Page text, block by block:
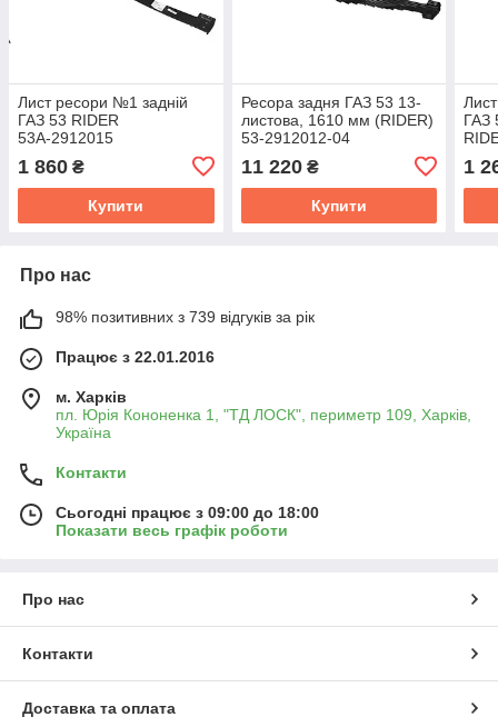
Лист ресори №1 задній
ГАЗ 53 RIDER
53А-2912015
1 860 ₴
Купити
Ресора задня ГАЗ 53 13-
листова, 1610 мм (RIDER)
53-2912012-04
11 220₴
Купити
ГАЗ
1
Про нас
98% позитивних з 739 відгуків за рік
Працює з 22.01.2016
м. Харків
пл. Юрія Кононенка 1, "ТД ЛОСК", периметр 109, Харків,
Україна
Контакти
Сьогодні працює з 09:00 до 18:00
Показати весь графік роботи
Про нас
Контакти
Доставка та оплата